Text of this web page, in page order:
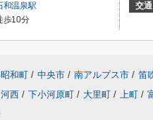
和温泉駅
歩10分
交通
和町 / 中央市 / 南アルプス市 / 笛
河西 / 下小河原町 / 大里町 / 上町 /